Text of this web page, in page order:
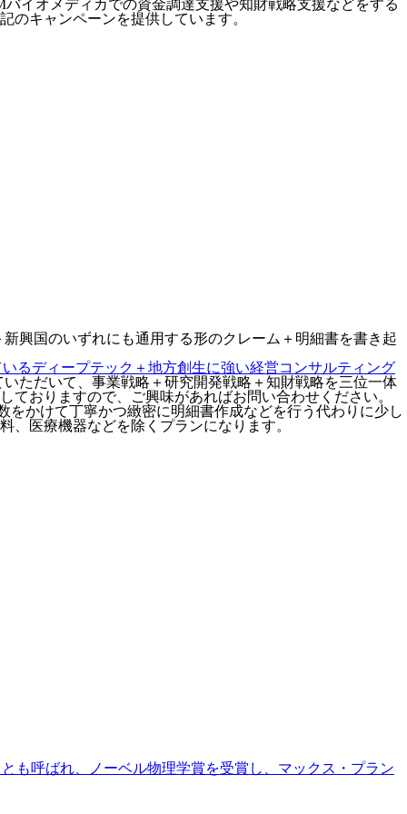
イオメディカでの資金調達支援や知財戦略支援などをする
のキャンペーンを提供しています。
興国のいずれにも通用する形のクレーム＋明細書を書き起
るディープテック＋地方創生に強い経営コンサルティング
ただいて、事業戦略＋研究開発戦略＋知財戦略を三位一体
おりますので、ご興味があればお問い合わせください。
かけて丁寧かつ緻密に明細書作成などを行う代わりに少し
医療機器などを除くプランになります。
呼ばれ、ノーベル物理学賞を受賞し、マックス・プラン